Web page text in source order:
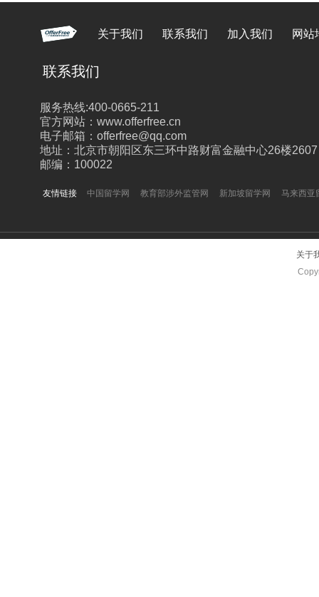
关于我们 联系我们 加入我们 网站
中国留学网 教育部涉外监管网 新加坡留学网 马来西亚
服务热线:400-0665-211
官方网站：www.offerfree.cn
电子邮箱：offerfree@qq.com
地址：北京市朝阳区东三环中路财富金融中心26楼2607
邮编：100022
联系我们
友情链接
关于